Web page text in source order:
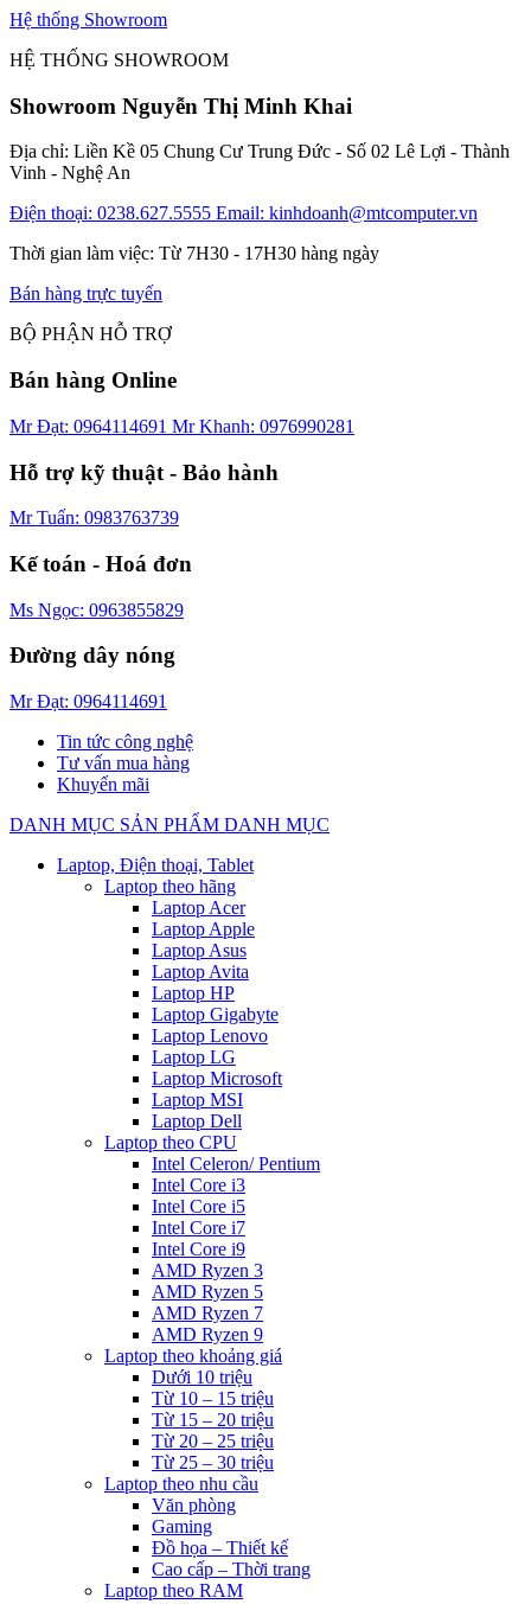
Hệ thống Showroom
HỆ THỐNG SHOWROOM
Showroom Nguyễn Thị Minh Khai
Địa chỉ: Liền Kề 05 Chung Cư Trung Đức - Số 02 Lê Lợi - Thành
Vinh - Nghệ An
Điện thoại: 0238.627.5555 Email: kinhdoanh@mtcomputer.vn
Thời gian làm việc: Từ 7H30 - 17H30 hàng ngày
Bán hàng trực tuyến
BỘ PHẬN HỖ TRỢ
Bán hàng Online
Mr Đạt: 0964114691 Mr Khanh: 0976990281
Hỗ trợ kỹ thuật - Bảo hành
Mr Tuấn: 0983763739
Kế toán - Hoá đơn
Ms Ngọc: 0963855829
Đường dây nóng
Mr Đạt: 0964114691
Tin tức công nghệ
Tư vấn mua hàng
Khuyến mãi
DANH MỤC SẢN PHẨM DANH MỤC
Laptop, Điện thoại, Tablet
Laptop theo hãng
Laptop Acer
Laptop Apple
Laptop Asus
Laptop Avita
Laptop HP
Laptop Gigabyte
Laptop Lenovo
Laptop LG
Laptop Microsoft
Laptop MSI
Laptop Dell
Laptop theo CPU
Intel Celeron/ Pentium
Intel Core i3
Intel Core i5
Intel Core i7
Intel Core i9
AMD Ryzen 3
AMD Ryzen 5
AMD Ryzen 7
AMD Ryzen 9
Laptop theo khoảng giá
Dưới 10 triệu
Từ 10 – 15 triệu
Từ 15 – 20 triệu
Từ 20 – 25 triệu
Từ 25 – 30 triệu
Laptop theo nhu cầu
Văn phòng
Gaming
Đồ họa – Thiết kế
Cao cấp – Thời trang
Laptop theo RAM